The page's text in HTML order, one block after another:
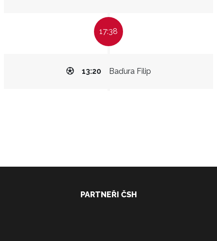
17:38
Baďura Filip
13:20
PARTNEŘI ČSH